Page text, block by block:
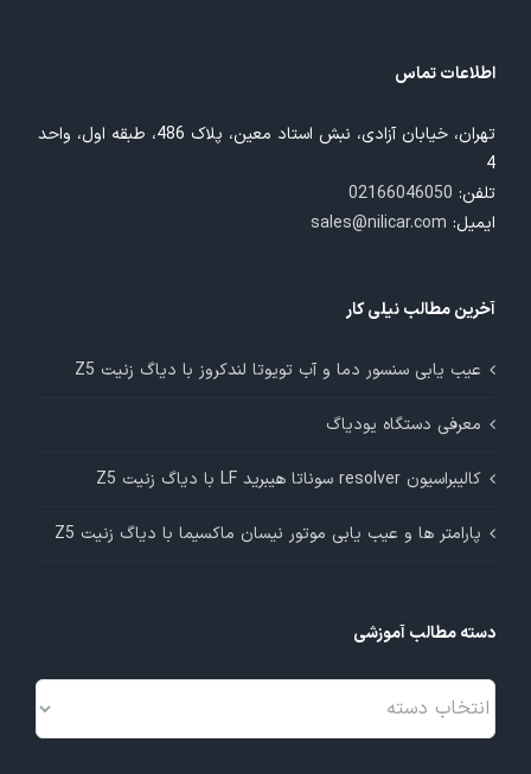
اطلاعات تماس
تهران، خیابان آزادی، نبش استاد معین، پلاک 486، طبقه اول، واحد
4
تلفن: 02166046050
ایمیل: sales@nilicar.com
آخرین مطالب نیلی کار
عیب یابی سنسور دما و آب تویوتا لندکروز با دیاگ زنیت Z5
معرفی دستگاه یودیاگ
کالیبراسیون resolver سوناتا هیبرید LF با دیاگ زنیت Z5
پارامتر ها و عیب یابی موتور نیسان ماکسیما با دیاگ زنیت Z5
دسته مطالب آموزشی
دسته